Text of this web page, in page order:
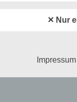
sodass ein
Grund steht es
Daten
✕ Nur
Impressum